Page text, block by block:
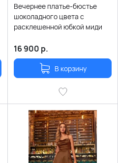
Вечернее платье-бюстье
шоколадного цвета с
расклешенной юбкой миди
16 900 р.
В корзину